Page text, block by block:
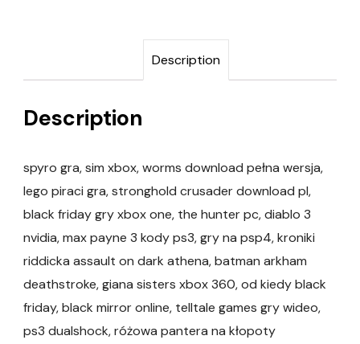
Description
Description
spyro gra, sim xbox, worms download pełna wersja,
lego piraci gra, stronghold crusader download pl,
black friday gry xbox one, the hunter pc, diablo 3
nvidia, max payne 3 kody ps3, gry na psp4, kroniki
riddicka assault on dark athena, batman arkham
deathstroke, giana sisters xbox 360, od kiedy black
friday, black mirror online, telltale games gry wideo,
ps3 dualshock, różowa pantera na kłopoty